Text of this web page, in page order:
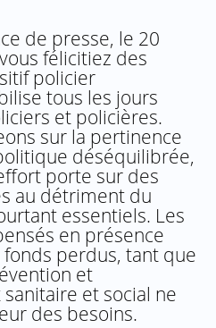
de presse, le 20
félicitiez des
policier
tous les jours
et policières.
sur la pertinence
déséquilibrée,
porte sur des
au détriment du
essentiels. Les
en présence
perdus, tant que
et
et social ne
des besoins.